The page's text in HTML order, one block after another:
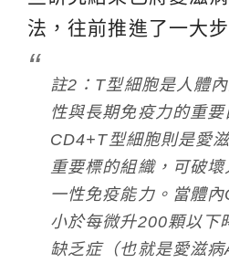
法，往前推進了一大步
註2：T型細胞是人體
性與長期免疫力的重
CD4+T型細胞則是愛
重要標的組織，可破
一性免疫能力。當體
小於每微升200顆以下
缺乏症（也就是愛滋